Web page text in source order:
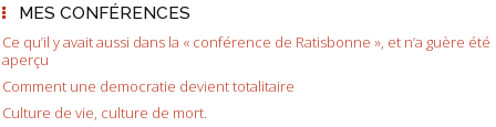
MES CONFÉRENCES
Ce qu’il y avait aussi dans la « conférence de Ratisbonne », et n’a guère été
aperçu
Comment une democratie devient totalitaire
Culture de vie, culture de mort.